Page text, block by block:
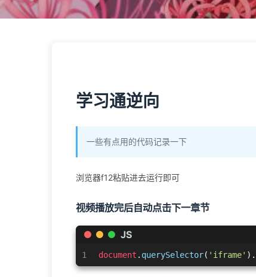
学习通逆向
一些有点用的代码记录一下
浏览器f12粘贴进去运行即可
视频播放完后自动点击下一章节
JS
1 document . querySelector( 'iframe' ).